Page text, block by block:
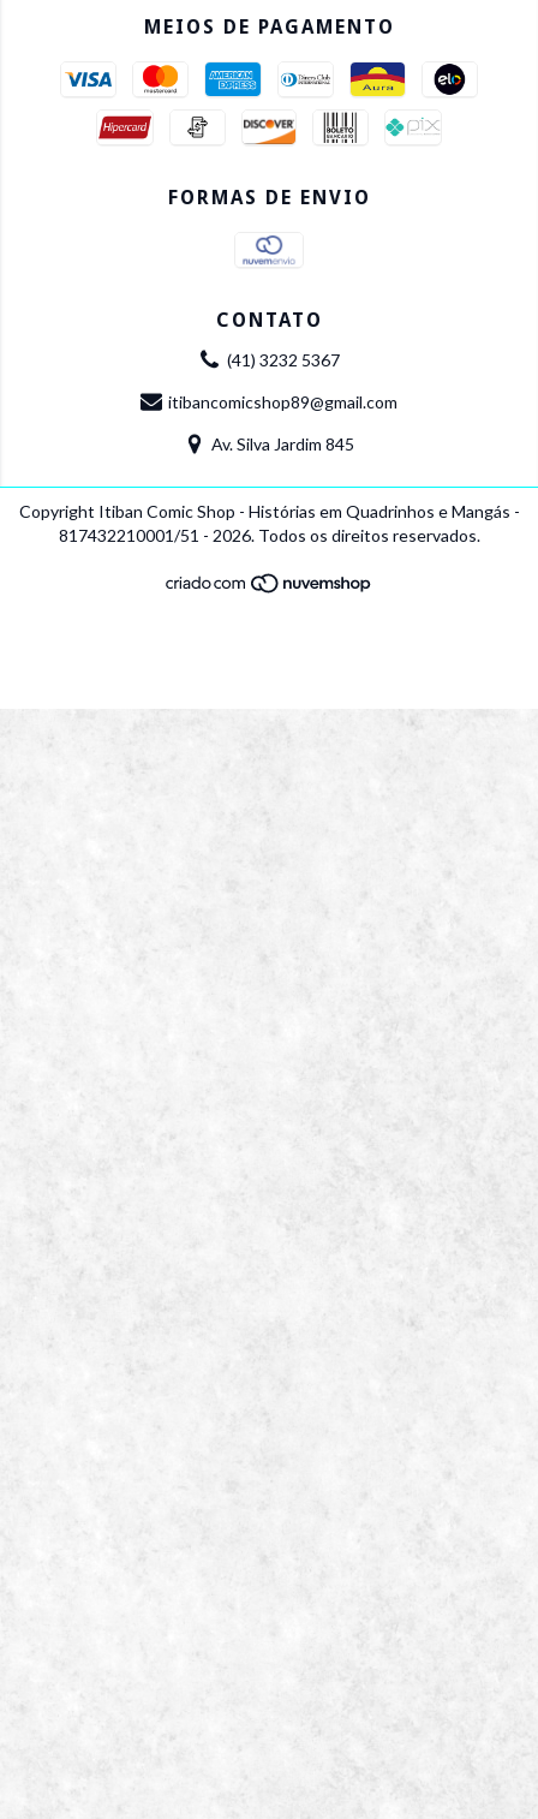
MEIOS DE PAGAMENTO
FORMAS DE ENVIO
CONTATO
(41) 3232 5367
itibancomicshop89@gmail.com
Av. Silva Jardim 845
Copyright Itiban Comic Shop - Histórias em Quadrinhos e Mangás -
817432210001/51 - 2026. Todos os direitos reservados.